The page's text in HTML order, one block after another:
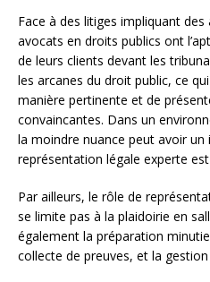
Face à des litiges impliquant
avocats en droits publics ont
de leurs clients devant les
les arcanes du droit public, ce
manière pertinente et de
convaincantes. Dans un
la moindre nuance peut avoir un
représentation légale experte
Par ailleurs, le rôle de
se limite pas à la plaidoirie en
également la préparation
collecte de preuves, et la